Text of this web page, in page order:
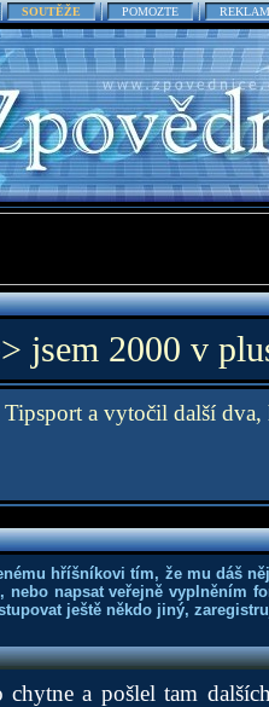
SOUTĚŽE POMOZTE
jsem 2000 v
a vytočil další dva,
hříšníkovi tím, že mu dáš
napsat veřejně vyplněním
ještě někdo jiný,
a pošlel tam